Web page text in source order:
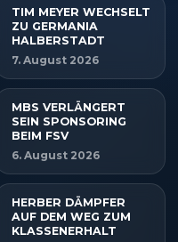
TIM MEYER WECHSELT
ZU GERMANIA
HALBERSTADT
7. August 2026
MBS VERLÄNGERT
SEIN SPONSORING
BEIM FSV
6. August 2026
HERBER DÄMPFER
AUF DEM WEG ZUM
KLASSENERHALT